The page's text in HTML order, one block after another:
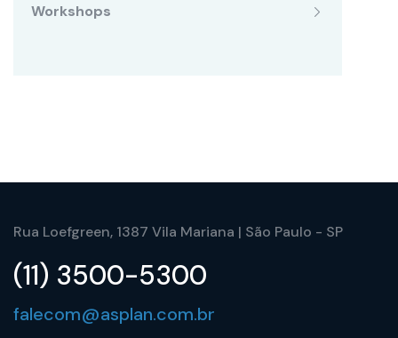
Workshops
Rua Loefgreen, 1387 Vila Mariana | São Paulo - SP
(11) 3500-5300
falecom@asplan.com.br